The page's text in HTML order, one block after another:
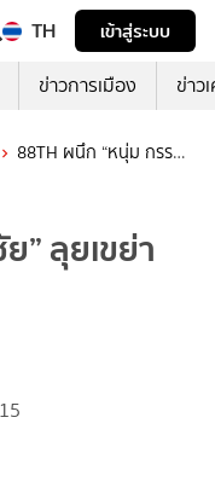
TH
เข้าสู่ระบบ
ข่าวการเมือง ข่าว
88TH ผนึก “หนุ่ม กรร
” ลุยเขย่า
15